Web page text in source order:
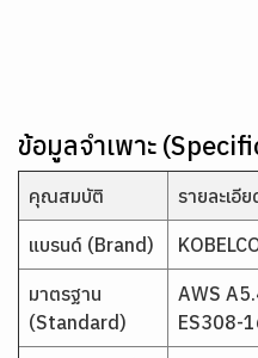
ข้อมูลจำเพาะ
คุณสมบัติ รายละเอีย
แบรนด์ (Brand)
มาตรฐาน
(Standard)
AWS
ES308-